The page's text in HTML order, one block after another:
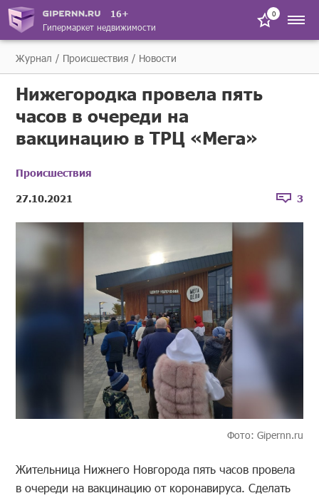
16+
Гипермаркет недвижимости
0
Журнал Происшествия Новости
Нижегородка провела пять
часов в очереди на
вакцинацию в ТРЦ «Мега»
Происшествия
27.10.2021
3
Фото: Gipernn.ru
Жительница Нижнего Новгорода пять часов провела
в очереди на вакцинацию от коронавируса. Сделать